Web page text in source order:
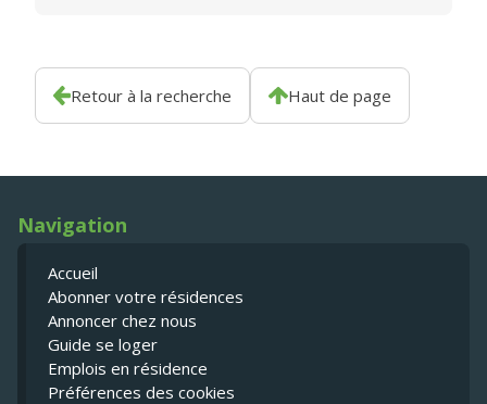
Retour à la recherche Haut de page
Navigation
Accueil
Abonner votre résidences
Annoncer chez nous
Guide se loger
Emplois en résidence
Préférences des cookies